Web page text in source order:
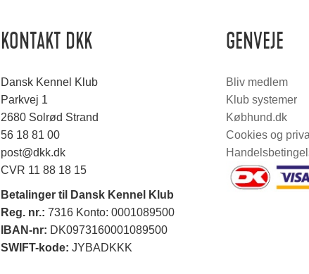
KONTAKT DKK
Dansk Kennel Klub
Parkvej 1
2680 Solrød Strand
56 18 81 00
post@dkk.dk
CVR 11 88 18 15
Betalinger til Dansk Kennel Klub
Reg. nr.: 7316 Konto: 0001089500
IBAN-nr: DK0973160001089500
SWIFT-kode: JYBADKKK
GENVEJE
Bliv medlem
Klub systemer
Købhund.dk
Cookies og